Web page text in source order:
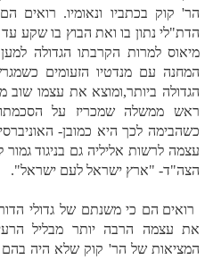
הר' קוק בכתביו ונאומיו. רואים
הדת"לי נתון בו ואת הבוץ בו שקע
מיאוס למרות הקרבתו הגדולה
המחנה עם מנדטיו הזעומים
הגדולה ביותר,ומוצא את עצמו
ראש ממשלה שמכריז על
כשהבימה לכך היא כמובן-
עצמה לרשות אליליה גם בניגוד
הצה"ד- "ארץ ישראל לעם ישראל".
רואים הם כי משנתם של גדולי
את עצמה הרבה יותר מבליל
המציאות של הר' קוק שלא היה